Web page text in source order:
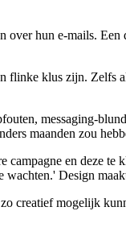
hun e-mails.
klus zijn. Zelfs
messaging-
maanden zou
en deze
Design
creatief mogelijk